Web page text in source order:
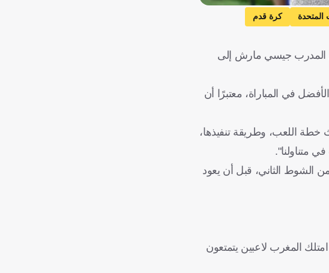
المتحدة كرة قدم
المدرب جيسي مارش إلى
السبت، أن منتخبه كان الطرف الأفضل في المباراة، معتبرًا أن
خطة اللعب، وطريقة تنفيذها،
متناولنا".
الشوط الثاني، قبل أن يعود
المغرب لاعبين يتمتعون